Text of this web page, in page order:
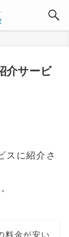
介サービ
スに紹介さ
料金が安い